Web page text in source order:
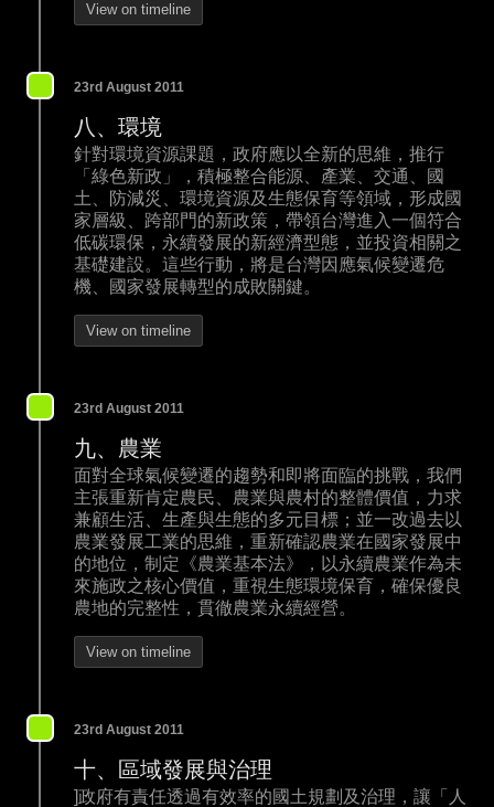
View on timeline
23rd August 2011
八、環境
針對環境資源課題，政府應以全新的思維，推行
「綠色新政」，積極整合能源、產業、交通、國
土、防減災、環境資源及生態保育等領域，形成國
家層級、跨部門的新政策，帶領台灣進入一個符合
低碳環保，永續發展的新經濟型態，並投資相關之
基礎建設。這些行動，將是台灣因應氣候變遷危
機、國家發展轉型的成敗關鍵。
View on timeline
23rd August 2011
九、農業
面對全球氣候變遷的趨勢和即將面臨的挑戰，我們
主張重新肯定農民、農業與農村的整體價值，力求
兼顧生活、生產與生態的多元目標；並一改過去以
農業發展工業的思維，重新確認農業在國家發展中
的地位，制定《農業基本法》，以永續農業作為未
來施政之核心價值，重視生態環境保育，確保優良
農地的完整性，貫徹農業永續經營。
View on timeline
23rd August 2011
十、區域發展與治理
]政府有責任透過有效率的國土規劃及治理，讓「人